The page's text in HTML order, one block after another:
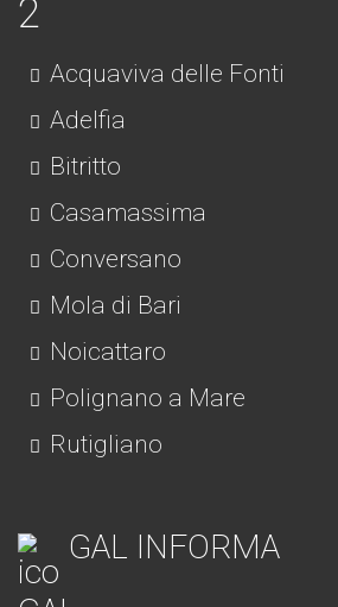
Acquaviva delle Fonti
Adelfia
Bitritto
Casamassima
Conversano
Mola di Bari
Noicattaro
Polignano a Mare
Rutigliano
GAL INFORMA